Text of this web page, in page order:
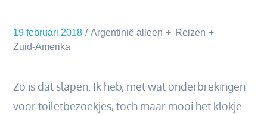
19 februari 2018 Argentinië alleen
Reizen
Zuid-Amerika
Zo is dat slapen. Ik heb, met wat onderbrekingen
voor toiletbezoekjes, toch maar mooi het klokje